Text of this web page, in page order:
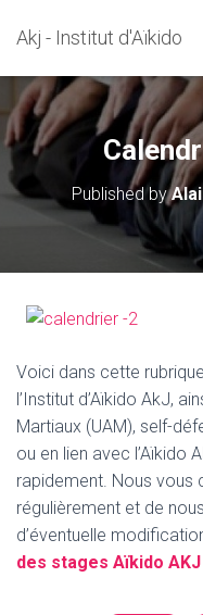
Akj - Institut d'Aïkido
Published by
Voici dans cette
l’Institut d’Aïkido AkJ,
Martiaux (UAM), self-
ou en lien avec l’Aïkido
rapidement. Nous vous
régulièrement et de nous
d’éventuelle
des stages Aïkido AKJ